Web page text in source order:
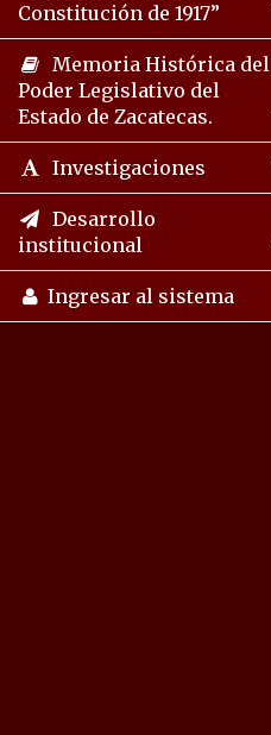
Constitución de 1917”
Memoria Histórica del
Poder Legislativo del
Estado de Zacatecas.
Investigaciones
Desarrollo
institucional
Ingresar al sistema